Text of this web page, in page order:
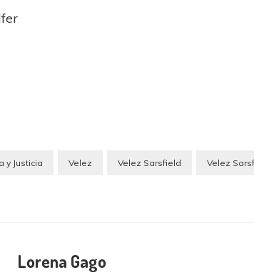
y Justicia Velez Velez Sarsfield Velez
Lorena Gago